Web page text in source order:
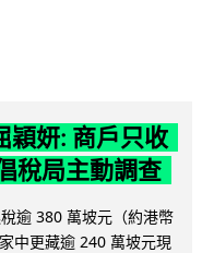
穎妍: 商戶只收
稅局主動調查
逾 380 萬坡元（約港幣
中更藏逾 240 萬坡元現